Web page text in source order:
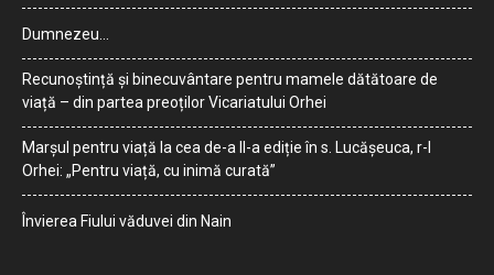
Dumnezeu…
Recunoștință și binecuvântare pentru mamele dătătoare de
viață – din partea preoților Vicariatului Orhei
Marșul pentru viață la cea de-a II-a ediție în s. Lucășeuca, r-l
Orhei: „Pentru viață, cu inimă curată”
Învierea Fiului văduvei din Nain